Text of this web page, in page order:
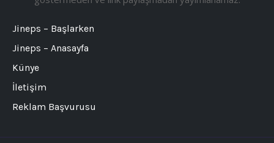
Jineps – Başlarken
Jineps – Anasayfa
Künye
İletişim
Reklam Başvurusu